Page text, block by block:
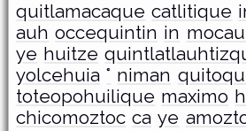
quitlamacaque catlitique
auh occequintin in
ye huitze
yolcehuia ° niman
toteopohuilique maximo
chicomoztoc ca ye